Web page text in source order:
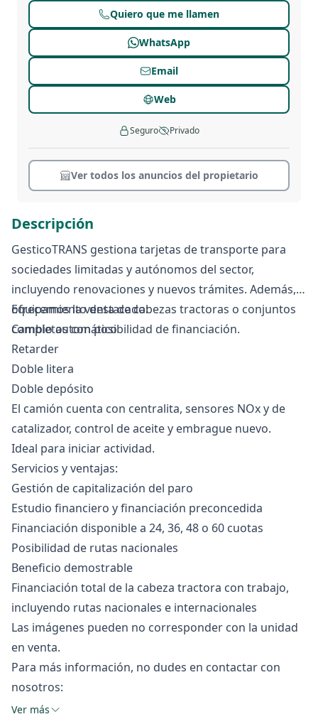
Descripción
GesticoTRANS gestiona tarjetas de transporte para
sociedades limitadas y autónomos del sector,
incluyendo renovaciones y nuevos trámites. Además,
ofrecemos la venta de cabezas tractoras o conjuntos
completos con posibilidad de financiación.
Equipamiento destacado:
Cambio automático
Retarder
Doble litera
Doble depósito
El camión cuenta con centralita, sensores NOx y de
catalizador, control de aceite y embrague nuevo.
Ideal para iniciar actividad.
Servicios y ventajas:
Gestión de capitalización del paro
Estudio financiero y financiación preconcedida
Financiación disponible a 24, 36, 48 o 60 cuotas
Posibilidad de rutas nacionales
Beneficio demostrable
Financiación total de la cabeza tractora con trabajo,
incluyendo rutas nacionales e internacionales
Las imágenes pueden no corresponder con la unidad
en venta.
Para más información, no dudes en contactar con
nosotros:
Ver más
Quiero que me llamen
WhatsApp
Email
Web
Seguro Privado
Ver todos los anuncios del propietario